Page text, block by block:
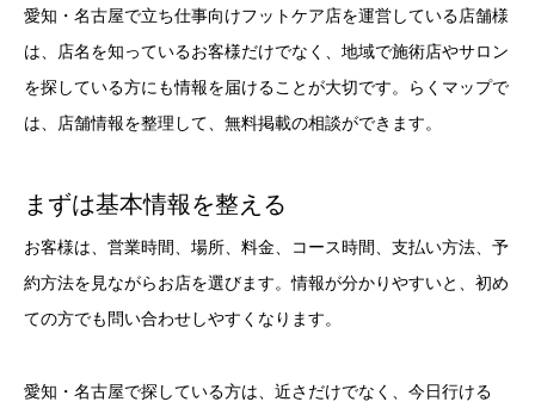
愛知・名古屋で立ち仕事向けフットケア店を運営している店舗様
は、店名を知っているお客様だけでなく、地域で施術店やサロン
を探している方にも情報を届けることが大切です。らくマップで
は、店舗情報を整理して、無料掲載の相談ができます。
まずは基本情報を整える
お客様は、営業時間、場所、料金、コース時間、支払い方法、予
約方法を見ながらお店を選びます。情報が分かりやすいと、初め
ての方でも問い合わせしやすくなります。
愛知・名古屋で探している方は、近さだけでなく、今日行ける